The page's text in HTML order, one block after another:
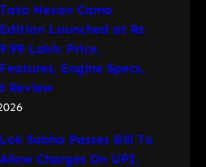
Tata Nexon Camo
Edition Launched at Rs
9.99 Lakh: Price,
Features, Engine Specs,
Review
Lok Sabha Passes Bill To
Allow Charges On UPI,